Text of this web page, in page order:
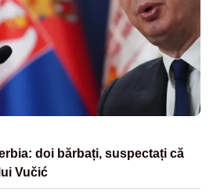
doi bărbați, suspectați că
Vučić